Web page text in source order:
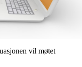
vil møtet